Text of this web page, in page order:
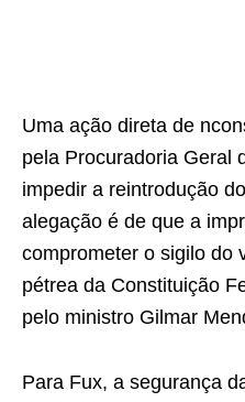
Uma ação direta de
pela Procuradoria Geral
impedir a reintrodução
alegação é de que a
comprometer o sigilo do
pétrea da Constituição
pelo ministro Gilmar
Para Fux, a segurança